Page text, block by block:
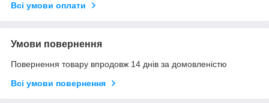
Всі умови оплати
Умови повернення
Повернення товару впродовж 14 днів за домовленістю
Всі умови повернення